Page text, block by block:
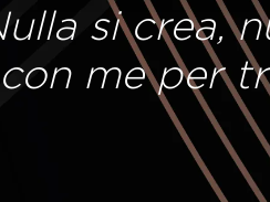
si crea,
con me per